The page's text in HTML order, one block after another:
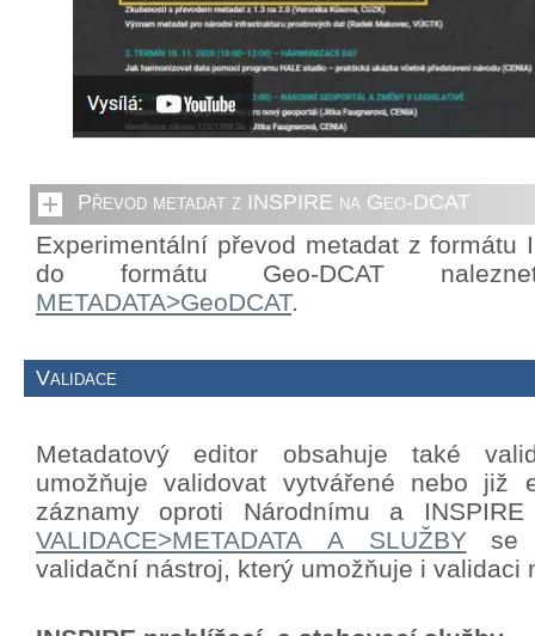
Převod metadat z INSPIRE na Geo-DCAT
Experimentální převod metadat z formátu
do formátu Geo-DCAT
METADATA>GeoDCAT.
Validace
Metadatový editor obsahuje také
umožňuje validovat vytvářené nebo již
záznamy oproti Národnímu a
VALIDACE>METADATA A SLUŽBYse
validační nástroj, který umožňuje i validaci